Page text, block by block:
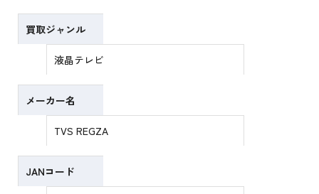
買取ジャンル
液晶テレビ
メーカー名
TVS REGZA
JANコード